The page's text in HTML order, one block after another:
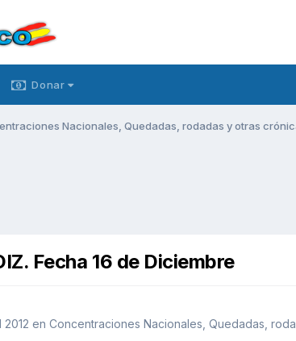
Donar
Nacionales, Quedadas, rodadas y otras
Fecha 16 de Diciembre
en Concentraciones Nacionales, Quedadas,